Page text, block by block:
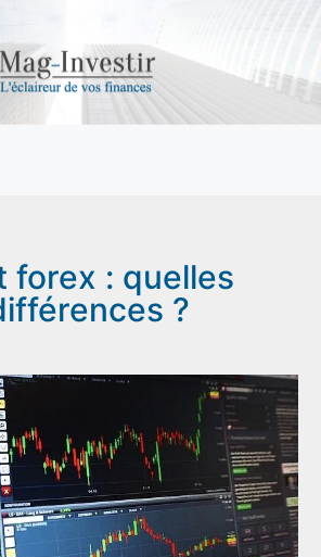
forex : quelles
?